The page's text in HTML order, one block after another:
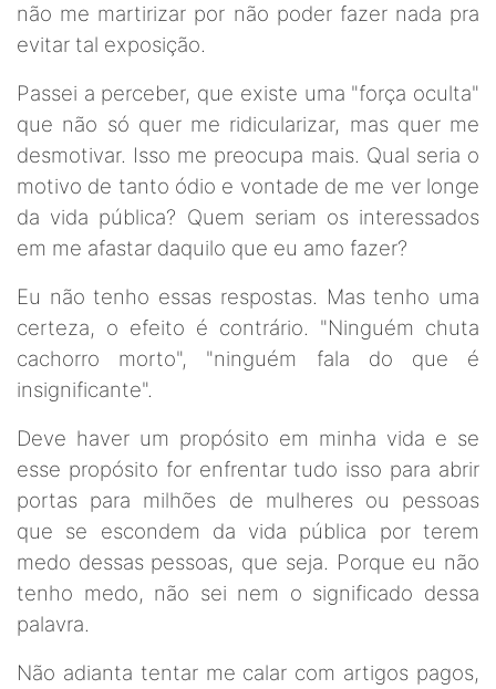
não me martirizar por não poder fazer nada pra
evitar tal exposição.
Passei a perceber, que existe uma "força oculta"
que não só quer me ridicularizar, mas quer me
desmotivar. Isso me preocupa mais. Qual seria o
motivo de tanto ódio e vontade de me ver longe
da vida pública? Quem seriam os interessados
em me afastar daquilo que eu amo fazer?
Eu não tenho essas respostas. Mas tenho uma
certeza, o efeito é contrário. "Ninguém chuta
cachorro morto", "ninguém fala do que é
insignificante".
Deve haver um propósito em minha vida e se
esse propósito for enfrentar tudo isso para abrir
portas para milhões de mulheres ou pessoas
que se escondem da vida pública por terem
medo dessas pessoas, que seja. Porque eu não
tenho medo, não sei nem o significado dessa
palavra.
Não adianta tentar me calar com artigos pagos,